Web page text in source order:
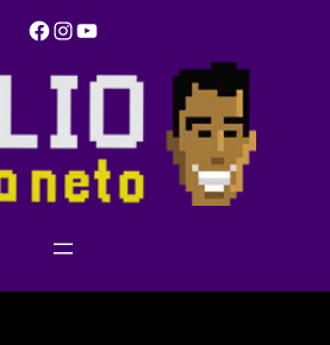
Facebook Instagram YouTube